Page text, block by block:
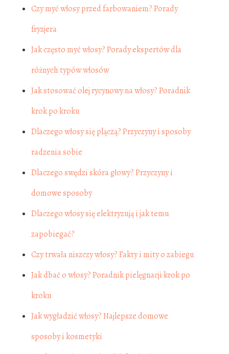
Czy myć włosy przed farbowaniem? Porady
fryzjera
Jak często myć włosy? Porady ekspertów dla
różnych typów włosów
Jak stosować olej rycynowy na włosy? Poradnik
krok po kroku
Dlaczego włosy się plączą? Przyczyny i sposoby
radzenia sobie
Dlaczego swędzi skóra głowy? Przyczyny i
domowe sposoby
Dlaczego włosy się elektryzują i jak temu
zapobiegać?
Czy trwała niszczy włosy? Fakty i mity o zabiegu
Jak dbać o włosy? Poradnik pielęgnacji krok po
kroku
Jak wygładzić włosy? Najlepsze domowe
sposoby i kosmetyki